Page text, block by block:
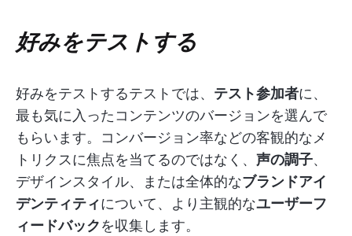
好みをテストする
好みをテストするテストでは、 テスト参加者に、
最も気に入ったコンテンツのバージョンを選んで
もらいます。コンバージョン率などの客観的なメ
トリクスに焦点を当てるのではなく、 声の調子、
デザインスタイル、または全体的なブランドアイ
デンティティについて、より主観的なユーザーフ
ィードバックを収集します。